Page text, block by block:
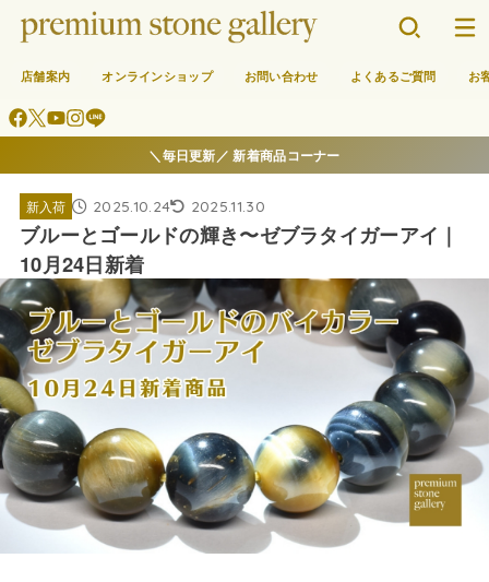
店舗案内 オンラインショップ お問い合わせ よくあるご質問 お
＼毎日更新／ 新着商品コーナー
新入荷 2025.10.24 2025.11.30
ブルーとゴールドの輝き〜ゼブラタイガーアイ｜
10月24日新着